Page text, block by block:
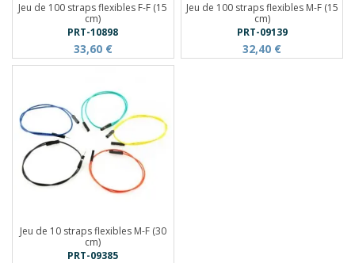
Jeu de 100 straps flexibles F-F (15
cm)
PRT-10898
33,60 €
Jeu de 100 straps flexibles M-F (15
cm)
PRT-09139
32,40 €
Jeu de 10 straps flexibles M-F (30
cm)
PRT-09385